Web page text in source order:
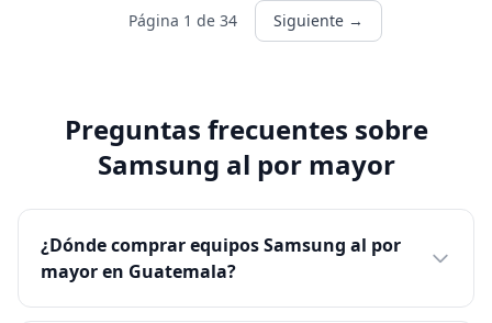
Página 1 de 34 Siguiente →
Preguntas frecuentes sobre
Samsung al por mayor
¿Dónde comprar equipos Samsung al por
mayor en Guatemala?